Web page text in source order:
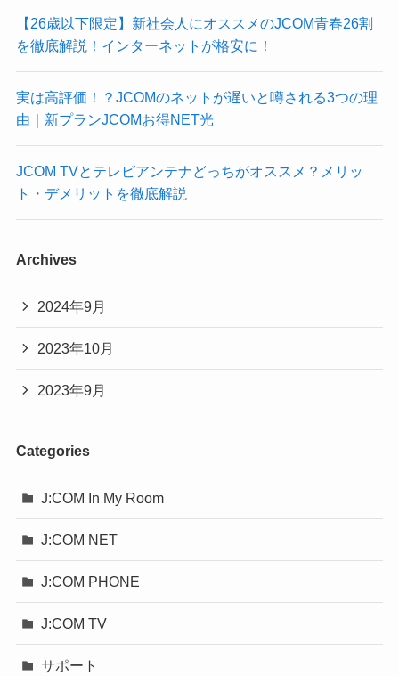
【26歳以下限定】新社会人にオススメのJCOM青春26割
を徹底解説！インターネットが格安に！
実は高評価！？JCOMのネットが遅いと噂される3つの理
由｜新プランJCOMお得NET光
JCOM TVとテレビアンテナどっちがオススメ？メリッ
ト・デメリットを徹底解説
Archives
2024年9月
2023年10月
2023年9月
Categories
J:COM In My Room
J:COM NET
J:COM PHONE
J:COM TV
サポート